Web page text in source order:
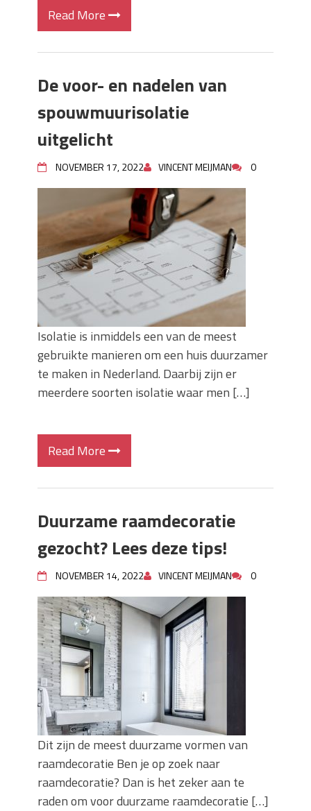
Read More
De voor- en nadelen van
spouwmuurisolatie
uitgelicht
NOVEMBER 17, 2022 VINCENT MEIJMAN 0
Isolatie is inmiddels een van de meest
gebruikte manieren om een huis duurzamer
te maken in Nederland. Daarbij zijn er
meerdere soorten isolatie waar men […]
Read More
Duurzame raamdecoratie
gezocht? Lees deze tips!
NOVEMBER 14, 2022 VINCENT MEIJMAN 0
Dit zijn de meest duurzame vormen van
raamdecoratie Ben je op zoek naar
raamdecoratie? Dan is het zeker aan te
raden om voor duurzame raamdecoratie […]